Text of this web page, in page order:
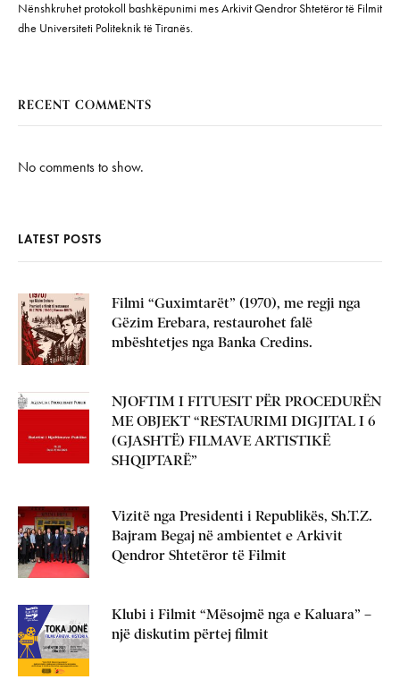
Nënshkruhet protokoll bashkëpunimi mes Arkivit Qendror Shtetëror të Filmit
dhe Universiteti Politeknik të Tiranës.
RECENT COMMENTS
No comments to show.
LATEST POSTS
Filmi “Guximtarët” (1970), me regji nga
Gëzim Erebara, restaurohet falë
mbështetjes nga Banka Credins.
NJOFTIM I FITUESIT PËR PROCEDURËN
ME OBJEKT “RESTAURIMI DIGJITAL I 6
(GJASHTË) FILMAVE ARTISTIKË
SHQIPTARË”
Vizitë nga Presidenti i Republikës, Sh.T.Z.
Bajram Begaj në ambientet e Arkivit
Qendror Shtetëror të Filmit
Klubi i Filmit “Mësojmë nga e Kaluara” –
një diskutim përtej filmit